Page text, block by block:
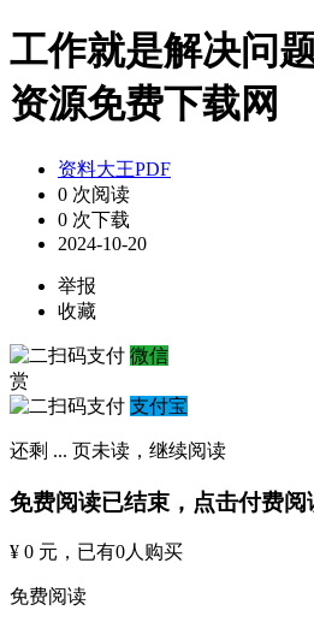
工作就是解决问
资源免费下载网
资料大王PDF
0 次阅读
0 次下载
2024-10-20
举报
收藏
微信
赏
支付宝
还剩 ... 页未读， 继续阅读
免费阅读已结束，点击付费阅
¥ 0 元 ，已有0人购买
免费阅读